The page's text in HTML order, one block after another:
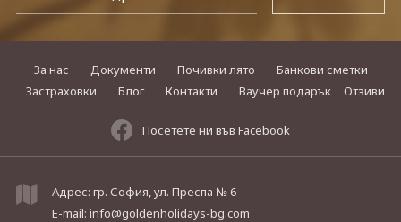
За нас Документи Почивки лято
Банкови сметки
Застраховки
Блог Контакти Ваучер подарък Отзиви
Посетете ни във Facebook
Адрес: гр. София, ул. Преспа № 6
E-mail: info@goldenholidays-bg.com